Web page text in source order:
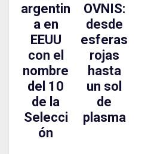
argentin
a en
EEUU
con el
nombre
del 10
de la
Selecci
ón
OVNIS:
desde
esferas
rojas
hasta
un sol
de
plasma